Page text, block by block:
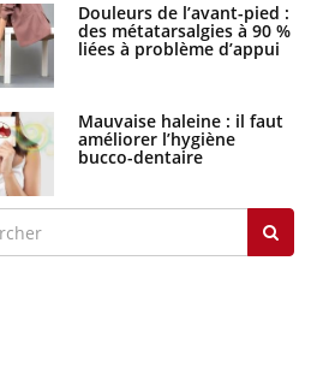
Douleurs de l’avant-pied :
des métatarsalgies à 90 %
liées à problème d’appui
Mauvaise haleine : il faut
améliorer l’hygiène
bucco-dentaire